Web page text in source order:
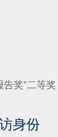
告奖”二等奖
身份